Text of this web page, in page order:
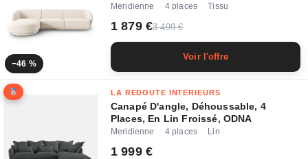
−46 %
Meridienne · 4 places · Tissu
1 879 €3 499 €
Voir l'offre
LA REDOUTE INTERIEURS
Canapé D'angle, Déhoussable, 4
Places, En Lin Froissé, ODNA
Meridienne · 4 places · Lin
1 999 €